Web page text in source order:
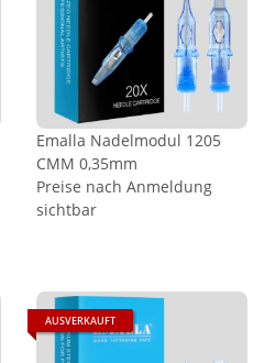
Emalla Nadelmodul 1205
CMM 0,35mm
Preise nach Anmeldung
sichtbar
AUSVERKAUFT